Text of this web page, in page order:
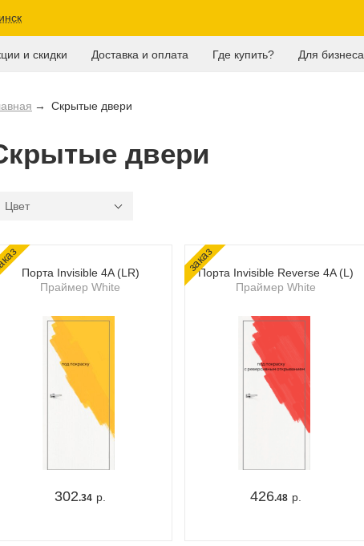
и скидки Доставка и оплата Где купить? Для бизнеса
Скрытые двери
двери
Цвет
Порта Invisible 4A (LR)
Праймер White
302.34 р.
заказПорта Invisible Reverse 4A (L)
Праймер White
426.48 р.